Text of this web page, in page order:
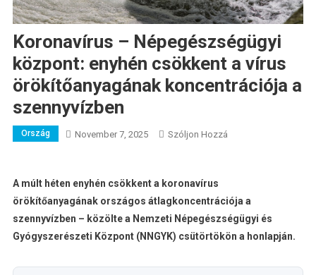
Koronavírus – Népegészségügyi
központ: enyhén csökkent a vírus
örökítőanyagának koncentrációja a
szennyvízben
Ország November 7, 2025 Szóljon HozzáA
Központ:
Enyhén
Csökkent
A múlt héten enyhén csökkent a koronavírus
örökítőanyagának országos átlagkoncentrációja a
szennyvízben – közölte a Nemzeti Népegészségügyi és
Gyógyszerészeti Központ (NNGYK) csütörtökön a honlapján.